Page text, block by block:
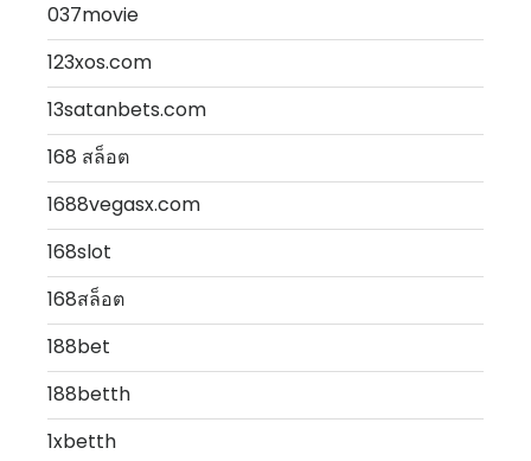
037movie
123xos.com
13satanbets.com
168 สล็อต
1688vegasx.com
168slot
168สล็อต
188bet
188betth
1xbetth